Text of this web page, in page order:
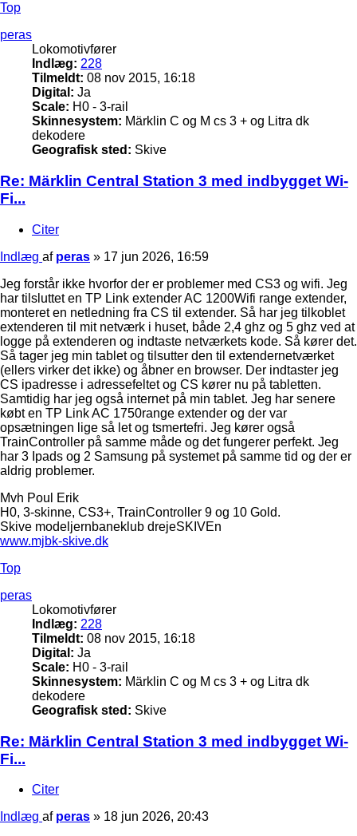
Top
peras
Lokomotivfører
Indlæg: 228
Tilmeldt: 08 nov 2015, 16:18
Digital: Ja
Scale: H0 - 3-rail
Skinnesystem: Märklin C og M cs 3 + og Litra dk
dekodere
Geografisk sted: Skive
Re: Märklin Central Station 3 med indbygget Wi-
Fi...
Citer
Indlæg af peras » 17 jun 2026, 16:59
Jeg forstår ikke hvorfor der er problemer med CS3 og wifi. Jeg
har tilsluttet en TP Link extender AC 1200Wifi range extender,
monteret en netledning fra CS til extender. Så har jeg tilkoblet
extenderen til mit netværk i huset, både 2,4 ghz og 5 ghz ved at
logge på extenderen og indtaste netværkets kode. Så kører det.
Så tager jeg min tablet og tilsutter den til extendernetværket
(ellers virker det ikke) og åbner en browser. Der indtaster jeg
CS ipadresse i adressefeltet og CS kører nu på tabletten.
Samtidig har jeg også internet på min tablet. Jeg har senere
købt en TP Link AC 1750range extender og der var
opsætningen lige så let og tsmertefri. Jeg kører også
TrainController på samme måde og det fungerer perfekt. Jeg
har 3 Ipads og 2 Samsung på systemet på samme tid og der er
aldrig problemer.
Mvh Poul Erik
H0, 3-skinne, CS3+, TrainController 9 og 10 Gold.
Skive modeljernbaneklub drejeSKIVEn
www.mjbk-skive.dk
Top
peras
Lokomotivfører
Indlæg: 228
Tilmeldt: 08 nov 2015, 16:18
Digital: Ja
Scale: H0 - 3-rail
Skinnesystem: Märklin C og M cs 3 + og Litra dk
dekodere
Geografisk sted: Skive
Re: Märklin Central Station 3 med indbygget Wi-
Fi...
Citer
Indlæg af peras » 18 jun 2026, 20:43